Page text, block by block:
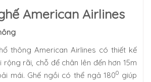
American Airlines
thông American Airlines có thiết kế
rãi, chỗ để chân lên đến hơn 15m
mái. Ghế ngồi có thể ngả 1800 giúp